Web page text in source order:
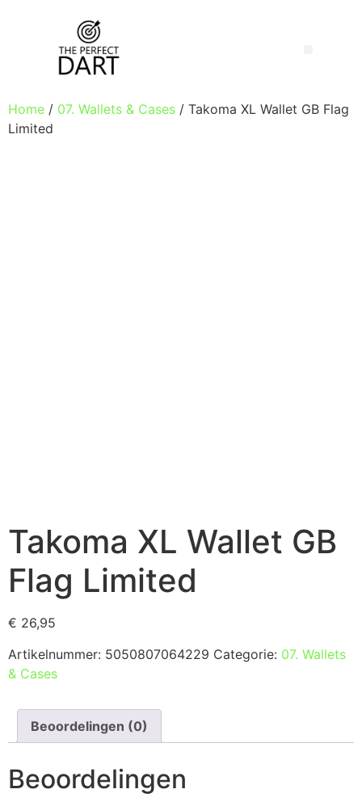
Home / 07. Wallets & Cases / Takoma XL Wallet GB Flag
Limited
Takoma XL Wallet GB
Flag Limited
€ 26,95
Artikelnummer: 5050807064229 Categorie: 07. Wallets
& Cases
Beoordelingen (0)
Beoordelingen